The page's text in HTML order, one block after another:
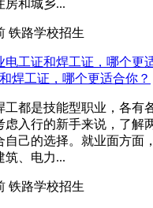
房和城乡...
铁路学校招生
焊工证，哪个更适合你？
工都是技能型职业，各有
虑入行的新手来说，了解
自己的选择。就业面方面
、电力...
铁路学校招生